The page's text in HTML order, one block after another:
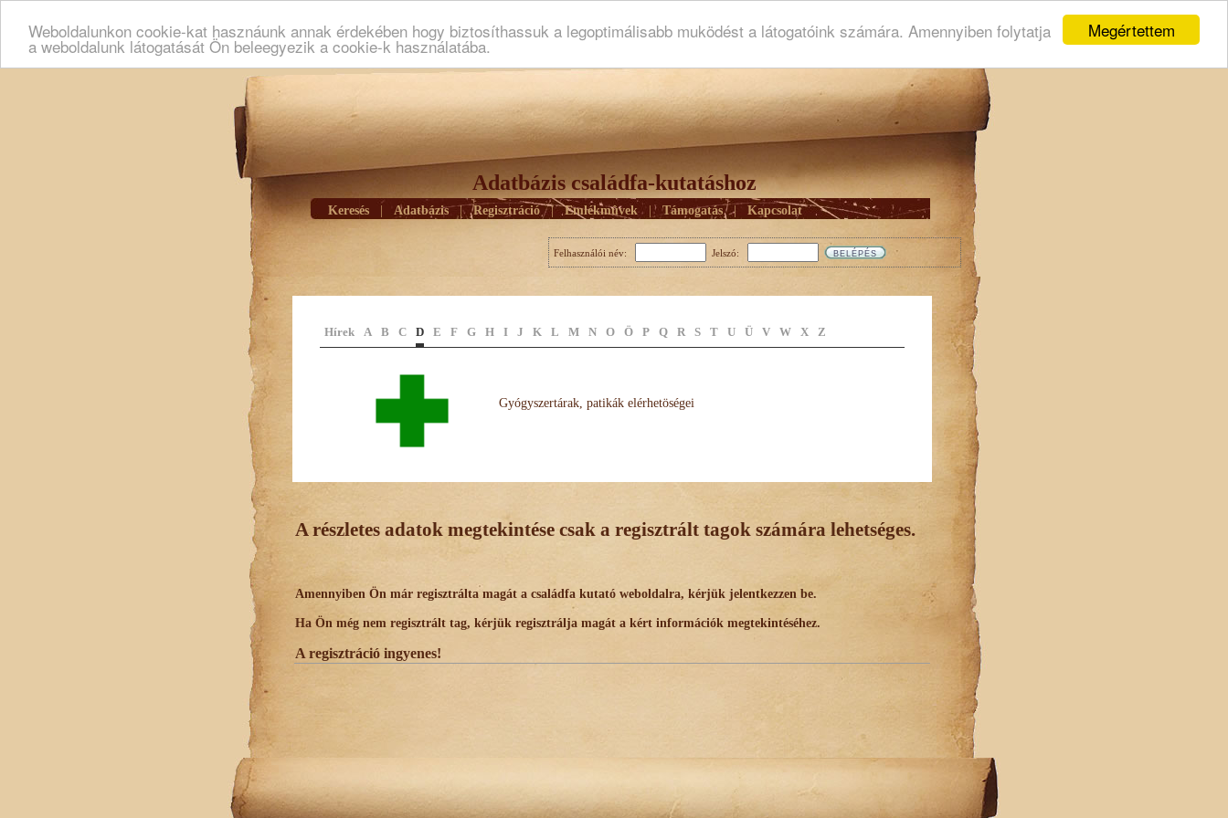
Megértettem
Weboldalunkon cookie-kat hasznáunk annak érdekében hogy biztosíthassuk a legoptimálisabb muködést a látogatóink számára. Amennyiben folytatja
a weboldalunk látogatását Ön beleegyezik a cookie-k használatába.
Adatbázis családfa-kutatáshoz
Keresés Adatbázis | Regisztráció | Emlékmûvek | Támogatás | Kapcsolat
Felhasználói név: Jelszó:
Hírek A B C D E F G H I J K L M N O Ö P Q R S T U Ü V W X Z
Gyógyszertárak, patikák elérhetöségei
A részletes adatok megtekintése csak a regisztrált tagok számára lehetséges.
Amennyiben Ön már regisztrálta magát a családfa kutató weboldalra, kérjük jelentkezzen be.
Ha Ön még nem regisztrált tag, kérjük regisztrálja magát a kért információk megtekintéséhez.
A regisztráció ingyenes!